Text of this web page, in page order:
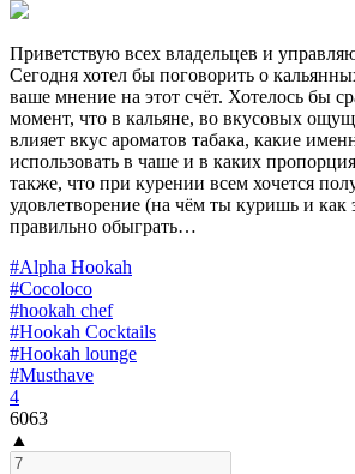
Приветствую всех владельцев и
Сегодня хотел бы поговорить о
ваше мнение на этот счёт. Хотелось бы
момент, что в кальяне, во вкусовых
влияет вкус ароматов табака, какие
использовать в чаше и в каких
также, что при курении всем хочется
удовлетворение (на чём ты куришь и как
правильно обыграть…
#Alpha Hookah
#Cocoloco
#hookah chef
#Hookah Cocktails
#Hookah lounge
#Musthave
4
6063
▲